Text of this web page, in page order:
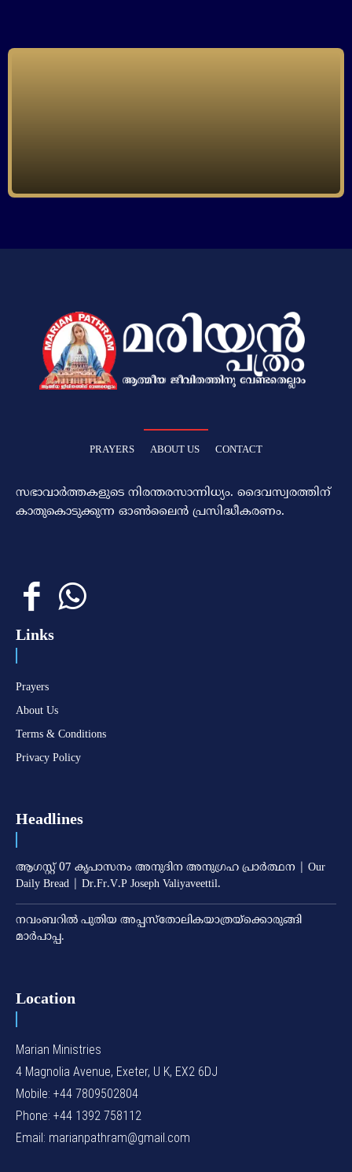
PRAYERS ABOUT US CONTACT
സഭാവാര്‍ത്തകളുടെ നിരന്തരസാന്നിധ്യം. ദൈവസ്വരത്തിന്‌
കാതുകൊടുക്കുന്ന ഓണ്‍ലൈന്‍ പ്രസിദ്ധീകരണം.
Links
Prayers
About Us
Terms & Conditions
Privacy Policy
Headlines
ആഗസ്റ്റ് 07 കൃപാസനം അനുദിന അനുഗ്രഹ പ്രാർത്ഥന | Our
Daily Bread | Dr.Fr.V.P Joseph Valiyaveettil.
നവംബറില്‍ പുതിയ അപ്പസ്‌തോലികയാത്രയ്‌ക്കൊരുങ്ങി
മാര്‍പാപ്പ.
Location
Marian Ministries
4 Magnolia Avenue, Exeter, U K, EX2 6DJ
Mobile: +44 7809502804
Phone: +44 1392 758112
Email: marianpathram@gmail.com